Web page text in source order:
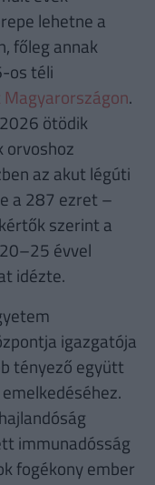
lehetne a
főleg annak
os téli
.
ötödik
orvoshoz
az akut légúti
a 287 ezret –
szerint a
évvel
idézte.
igazgatója
tényező együtt
immunadósság
fogékony ember